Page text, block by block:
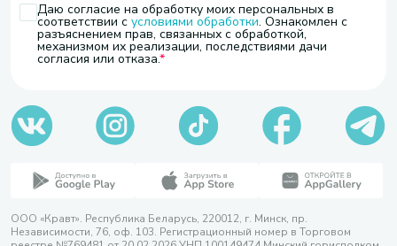
Даю согласие на обработку моих персональных в
соответствии с условиями обработки. Ознакомлен с
разъяснением прав, связанных с обработкой,
механизмом их реализации, последствиями дачи
согласия или отказа.
ООО «Кравт». Республика Беларусь, 220012, г. Минск, пр.
Независимости, 76, оф. 103. Регистрационный номер в Торговом